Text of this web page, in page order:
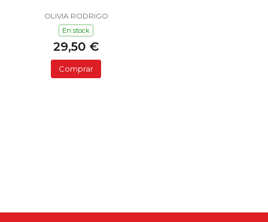
OLIVIA RODRIGO
En stock
29,50 €
Comprar